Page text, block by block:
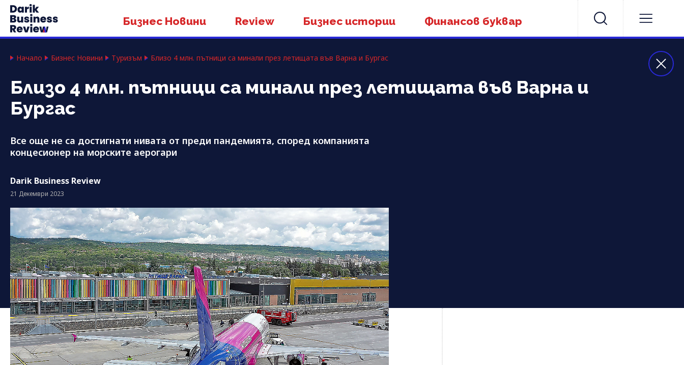
Бизнес Новини Review Бизнес истории Финансов буквар
Начало Бизнес Новини Туризъм Близо 4 млн. пътници са минали през летищата във Варна и Бургас
Близо 4 млн. пътници са минали през летищата във Варна и
Бургас
Все още не са достигнати нивата от преди пандемията, според компанията
концесионер на морските аерогари
Darik Business Review
21 Декември 2023